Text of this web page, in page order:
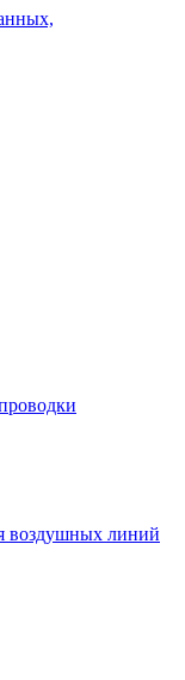
воздушных линий